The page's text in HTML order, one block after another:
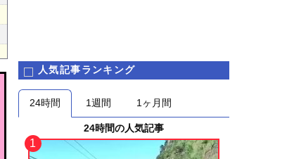
人気記事ランキング
24時間 1週間 1ヶ月間
24時間の人気記事